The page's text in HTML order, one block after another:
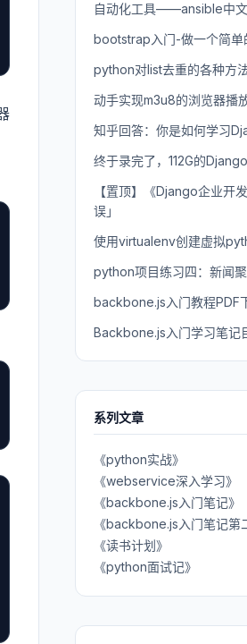
自动化工具——ansible中
bootstrap入门-做一个简单
python对list去重的各种方
动手实现m3u8的浏览器播
知乎回答：你是如何学习
终于录完了，112G的
【置顶】《Django企业开
误」
使用virtualenv创建虚拟
python项目练习四：新闻
backbone.js入门教程PDF
Backbone.js入门学习笔记
系列文章
《python实战》
《webservice深入学习》
《backbone.js入门笔记》
《backbone.js入门笔记第
《读书计划》
《python面试记》